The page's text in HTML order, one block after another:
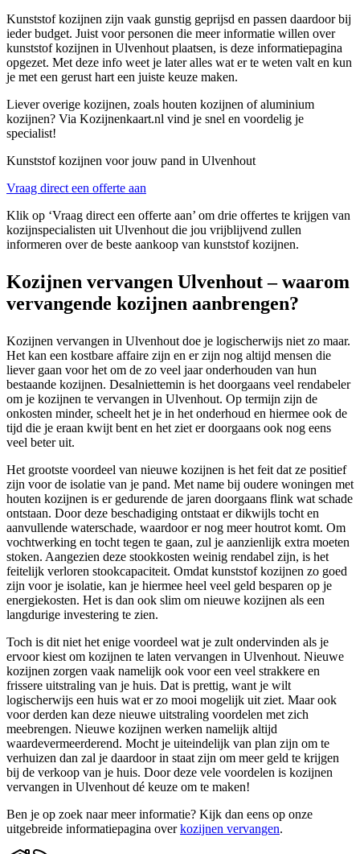
Kunststof kozijnen zijn vaak gunstig geprijsd en passen daardoor bij
ieder budget. Juist voor personen die meer informatie willen over
kunststof kozijnen in Ulvenhout plaatsen, is deze informatiepagina
opgezet. Met deze info weet je later alles wat er te weten valt en kun
je met een gerust hart een juiste keuze maken.
Liever overige kozijnen, zoals houten kozijnen of aluminium
kozijnen? Via Kozijnenkaart.nl vind je snel en voordelig je
specialist!
Kunststof kozijnen voor jouw pand in Ulvenhout
Vraag direct een offerte aan
Klik op ‘Vraag direct een offerte aan’ om drie offertes te krijgen van
kozijnspecialisten uit Ulvenhout die jou vrijblijvend zullen
informeren over de beste aankoop van kunststof kozijnen.
Kozijnen vervangen Ulvenhout – waarom
vervangende kozijnen aanbrengen?
Kozijnen vervangen in Ulvenhout doe je logischerwijs niet zo maar.
Het kan een kostbare affaire zijn en er zijn nog altijd mensen die
liever gaan voor het om de zo veel jaar onderhouden van hun
bestaande kozijnen. Desalniettemin is het doorgaans veel rendabeler
om je kozijnen te vervangen in Ulvenhout. Op termijn zijn de
onkosten minder, scheelt het je in het onderhoud en hiermee ook de
tijd die je eraan kwijt bent en het ziet er doorgaans ook nog eens
veel beter uit.
Het grootste voordeel van nieuwe kozijnen is het feit dat ze positief
zijn voor de isolatie van je pand. Met name bij oudere woningen met
houten kozijnen is er gedurende de jaren doorgaans flink wat schade
ontstaan. Door deze beschadiging ontstaat er dikwijls tocht en
aanvullende waterschade, waardoor er nog meer houtrot komt. Om
vochtwerking en tocht tegen te gaan, zul je aanzienlijk extra moeten
stoken. Aangezien deze stookkosten weinig rendabel zijn, is het
feitelijk verloren stookcapaciteit. Omdat kunststof kozijnen zo goed
zijn voor je isolatie, kan je hiermee heel veel geld besparen op je
energiekosten. Het is dan ook slim om nieuwe kozijnen als een
langdurige investering te zien.
Toch is dit niet het enige voordeel wat je zult ondervinden als je
ervoor kiest om kozijnen te laten vervangen in Ulvenhout. Nieuwe
kozijnen zorgen vaak namelijk ook voor een veel strakkere en
frissere uitstraling van je huis. Dat is prettig, want je wilt
logischerwijs een huis wat er zo mooi mogelijk uit ziet. Maar ook
voor derden kan deze nieuwe uitstraling voordelen met zich
meebrengen. Nieuwe kozijnen werken namelijk altijd
waardevermeerderend. Mocht je uiteindelijk van plan zijn om te
verhuizen dan zal je daardoor in staat zijn om meer geld te krijgen
bij de verkoop van je huis. Door deze vele voordelen is kozijnen
vervangen in Ulvenhout dé keuze om te maken!
Ben je op zoek naar meer informatie? Kijk dan eens op onze
uitgebreide informatiepagina overkozijnen vervangen.